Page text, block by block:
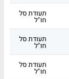
תעודת סל
חו"ל
תעודת סל
חו"ל
תעודת סל
חו"ל